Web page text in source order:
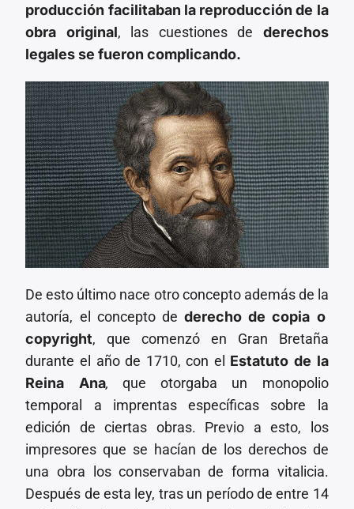
producción facilitaban la reproducción de la
obra original, las cuestiones de derechos
legales se fueron complicando.
De esto último nace otro concepto además de la
autoría, el concepto dederecho de copia o
copyright, que comenzó en Gran Bretaña
durante el año de 1710, con el Estatuto de la
Reina Ana, que otorgaba un monopolio
temporal a imprentas específicas sobre la
edición de ciertas obras. Previo a esto, los
impresores que se hacían de los derechos de
una obra los conservaban de forma vitalicia.
Después de esta ley, tras un período de entre 14